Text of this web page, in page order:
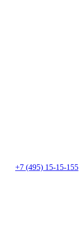
+7 (495) 15-15-155